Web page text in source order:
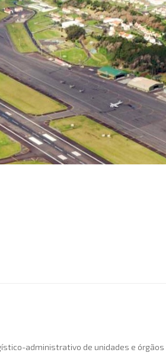
administrativo de unidades e